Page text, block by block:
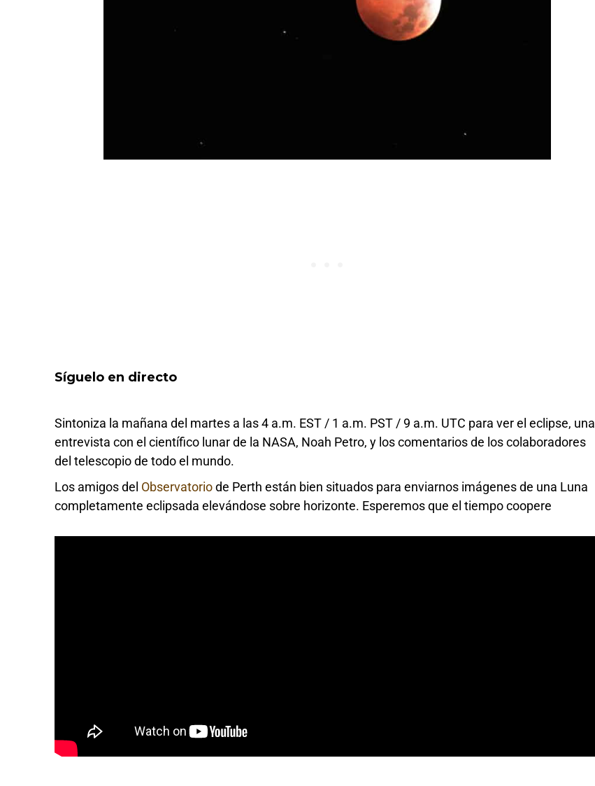
Síguelo en directo
Sintoniza la mañana del martes a las 4 a.m. EST / 1 a.m. PST / 9 a.m. UTC para ver el eclipse, una
entrevista con el científico lunar de la NASA, Noah Petro, y los comentarios de los colaboradores
del telescopio de todo el mundo.
Los amigos del Observatoriode Perth están bien situados para enviarnos imágenes de una Luna
completamente eclipsada elevándose sobre horizonte. Esperemos que el tiempo coopere